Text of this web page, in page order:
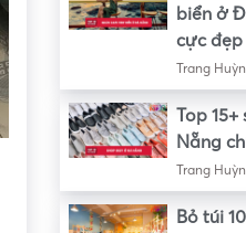
biển ở
cực đẹp
Trang
Top
Nẵng
Trang
Bỏ túi